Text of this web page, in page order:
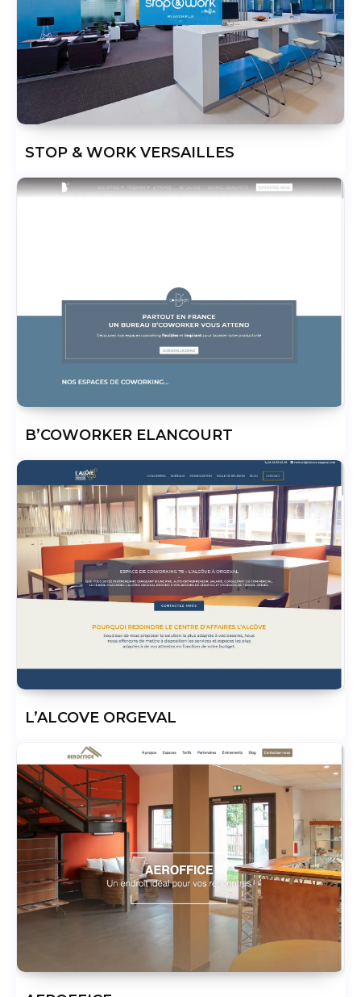
STOP & WORK VERSAILLES
B’COWORKER ELANCOURT
L’ALCOVE ORGEVAL